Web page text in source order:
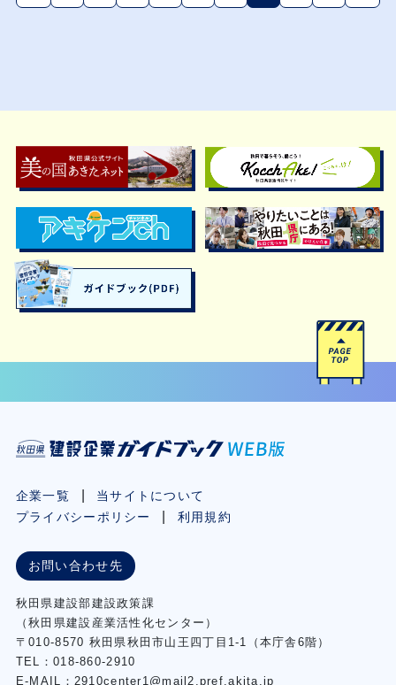
企業一覧
当サイトについて
プライバシーポリシー
利用規約
お問い合わせ先
秋⽥県建設部建設政策課
（秋⽥県建設産業活性化センター）
〒010-8570 秋田県秋田市⼭王四丁⽬1-1（本庁舎6階）
TEL：018-860-2910
E-MAIL：2910center1@mail2.pref.akita.jp